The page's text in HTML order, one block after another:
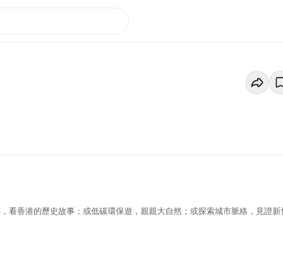
看香港的歷史故事；或低碳環保遊，親親大自然；或探索城市脈絡，見證新